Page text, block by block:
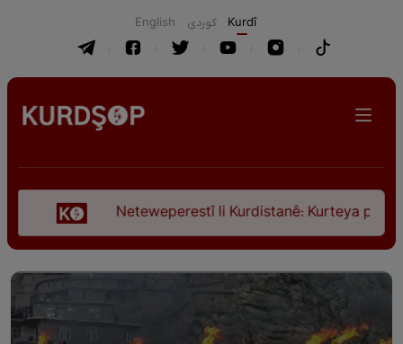
English كوردی Kurdî
Neteweperestî li Kurdistanê: Kurteya pêşveçûna